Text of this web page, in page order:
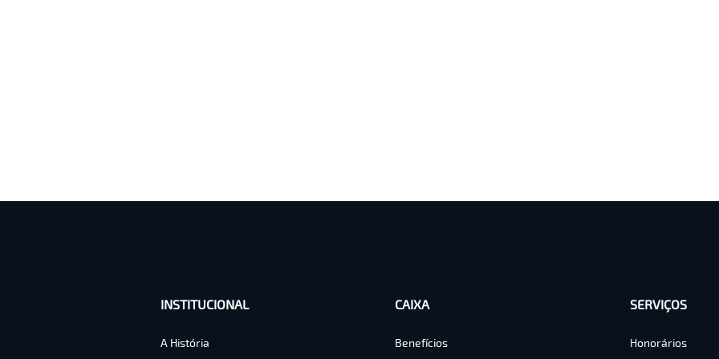
INSTITUCIONAL
A História
CAIXA
Benefícios
SERVIÇOS
Honorários